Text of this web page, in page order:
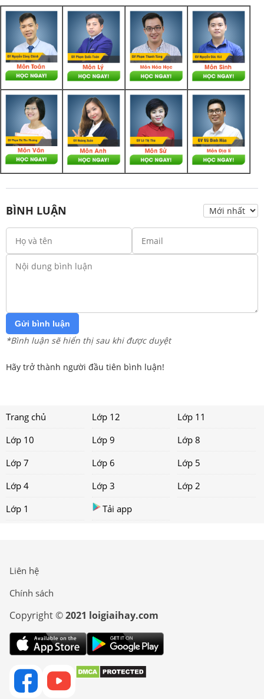
BÌNH LUẬN
Gửi bình luận
*Bình luận sẽ hiển thị sau khi được duyệt
Hãy trở thành người đầu tiên bình luận!
Trang chủ Lớp 12
Lớp 11
Lớp 10
Lớp 9
Lớp 8
Lớp 7
Lớp 6
Lớp 5
Lớp 4
Lớp 3
Lớp 2
Lớp 1
Tải app
Liên hệ
Chính sách
Copyright ©2021 loigiaihay.com